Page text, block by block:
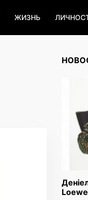
ЖИЗНЬ
Loewe